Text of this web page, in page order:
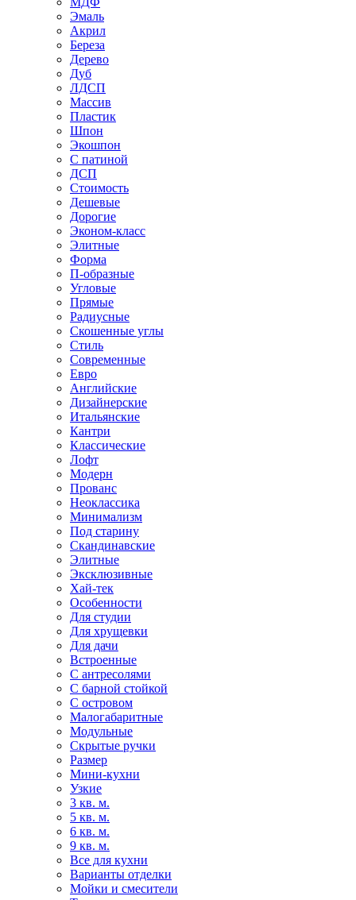
Эмаль
Акрил
Береза
Дерево
Дуб
ЛДСП
Массив
Пластик
Шпон
Экошпон
С патиной
ДСП
Стоимость
Дешевые
Дорогие
Эконом-класс
Элитные
Форма
П-образные
Угловые
Прямые
Радиусные
Скошенные углы
Стиль
Современные
Евро
Английские
Дизайнерские
Итальянские
Кантри
Классические
Лофт
Модерн
Прованс
Неоклассика
Минимализм
Под старину
Скандинавские
Элитные
Эксклюзивные
Хай-тек
Особенности
Для студии
Для хрущевки
Для дачи
Встроенные
С антресолями
С барной стойкой
С островом
Малогабаритные
Модульные
Скрытые ручки
Размер
Мини-кухни
Узкие
3 кв. м.
5 кв. м.
6 кв. м.
9 кв. м.
Все для кухни
Варианты отделки
Мойки и смесители